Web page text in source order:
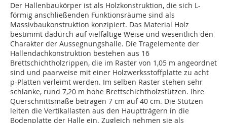
Der Hallenbaukörper ist als Holzkonstruktion, die sich L-
förmig anschließenden Funktionsräume sind als
Massivbaukonstruktion konzipiert. Das Material Holz
bestimmt dadurch auf vielfältige Weise und wesentlich den
Charakter der Aussegnungshalle. Die Tragelemente der
Hallendachkonstruktion bestehen aus 16
Brettschichtholzrippen, die im Raster von 1,05 m angeordnet
sind und paarweise mit einer Holzwerksstoffplatte zu acht
p-Platten verleimt werden. Im selben Raster stehen sehr
schlanke, rund 7,20 m hohe Brettschichtholzstützen. Ihre
Querschnittsmaße betragen 7 cm auf 40 cm. Die Stützen
leiten die Vertikallasten aus den Hauptträgern in die
Bodenplatte der Halle ein. Zugleich nehmen sie als